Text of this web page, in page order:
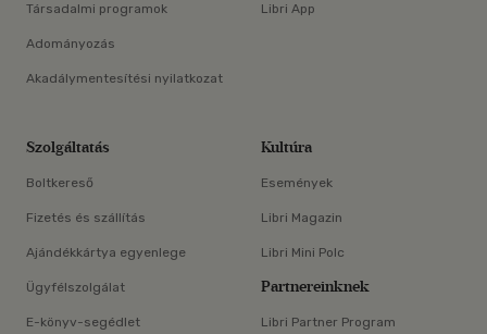
Társadalmi programok
Adományozás
Akadálymentesítési nyilatkozat
Libri App
Szolgáltatás
Boltkereső
Fizetés és szállítás
Ajándékkártya egyenlege
Ügyfélszolgálat
E-könyv-segédlet
Kultúra
Események
Libri Magazin
Libri Mini Polc
Partnereinknek
Libri Partner Program